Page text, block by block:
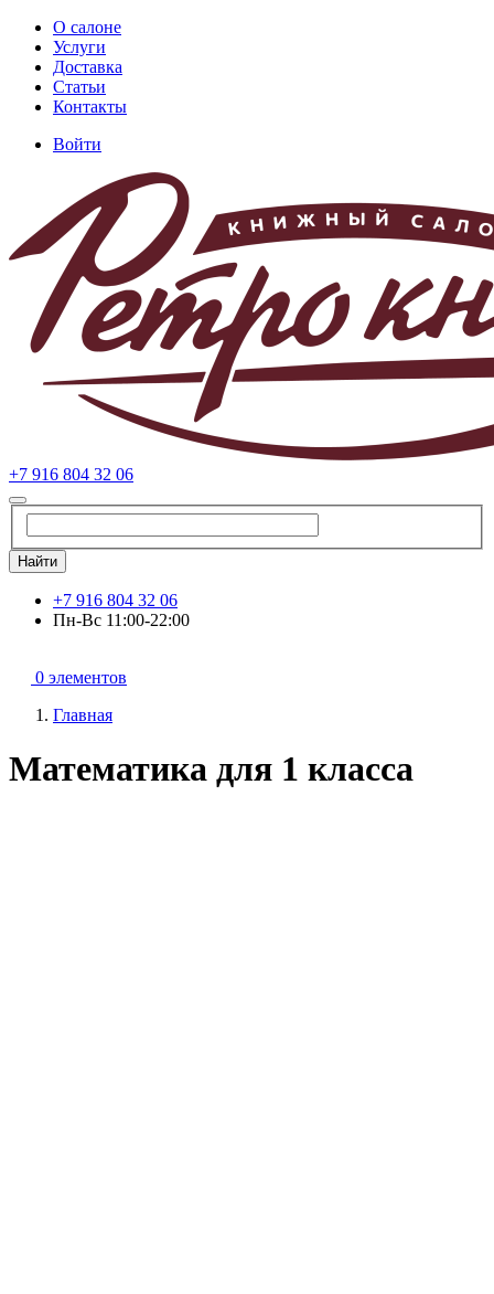
Перейти
основному
содержанию
Основная
навигация
О салоне
Услуги
Доставка
Статьи
Контакты
учётной
записи
пользователя
Войти
+7 916 804 32 06
Найти
+7 916 804 32 06
Пн-Вс 11:00-22:00
0 элементов
Главная
Математика для 1 класса